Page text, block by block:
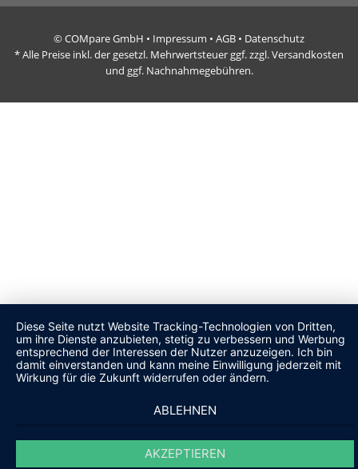
© COMpare GmbH • Impressum • AGB • Datenschutz
* Alle Preise inkl. der gesetzl. Mehrwertsteuer ggf. zzgl. Versandkosten
und ggf. Nachnahmegebühren.
Diese Seite nutzt Website Tracking-Technologien von Dritten,
um ihre Dienste anzubieten, stetig zu verbessern und Werbung
entsprechend der Interessen der Nutzer anzuzeigen. Ich bin
damit einverstanden und kann meine Einwilligung jederzeit mit
Wirkung für die Zukunft widerrufen oder ändern.
ABLEHNEN
AKZEPTIEREN